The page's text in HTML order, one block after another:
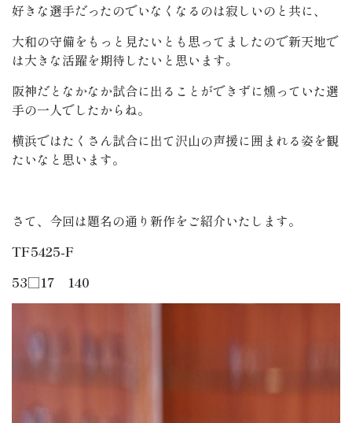
好きな選手だったのでいなくなるのは寂しいのと共に、
大和の守備をもっと見たいとも思ってましたので新天地で
は大きな活躍を期待したいと思います。
阪神だとなかなか試合に出ることができずに燻っていた選
手の一人でしたからね。
横浜ではたくさん試合に出て沢山の声援に囲まれる姿を観
たいなと思います。
さて、今回は題名の通り新作をご紹介いたします。
TF5425-F
53□17 140